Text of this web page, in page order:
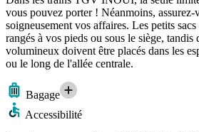
vous pouvez porter ! Néanmoins, assurez-
soigneusement vos affaires. Les petits
rangés à vos pieds ou sous le siège, tandis
volumineux doivent être placés dans les
ou le long de l'allée centrale.
Bagage
Accessibilité